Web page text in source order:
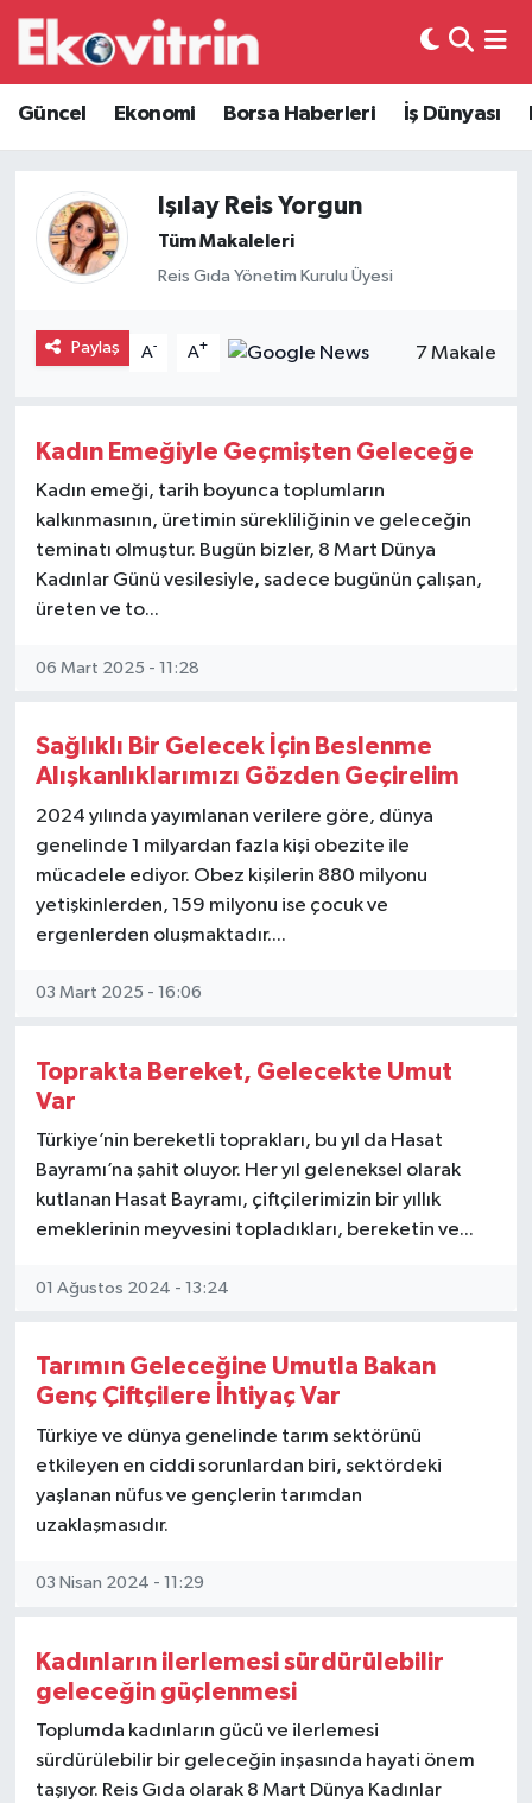
Güncel Ekonomi Borsa Haberleri İş Dünyası
Işılay Reis Yorgun
Tüm Makaleleri
Reis Gıda Yönetim Kurulu Üyesi
Paylaş A- A+ 7 Makale
Kadın Emeğiyle Geçmişten Geleceğe
Kadın emeği, tarih boyunca toplumların
kalkınmasının, üretimin sürekliliğinin ve geleceğin
teminatı olmuştur. Bugün bizler, 8 Mart Dünya
Kadınlar Günü vesilesiyle, sadece bugünün çalışan,
üreten ve to...
06 Mart 2025 - 11:28
Sağlıklı Bir Gelecek İçin Beslenme
Alışkanlıklarımızı Gözden Geçirelim
2024 yılında yayımlanan verilere göre, dünya
genelinde 1 milyardan fazla kişi obezite ile
mücadele ediyor. Obez kişilerin 880 milyonu
yetişkinlerden, 159 milyonu ise çocuk ve
ergenlerden oluşmaktadır....
03 Mart 2025 - 16:06
Toprakta Bereket, Gelecekte Umut
Var
Türkiye’nin bereketli toprakları, bu yıl da Hasat
Bayramı’na şahit oluyor. Her yıl geleneksel olarak
kutlanan Hasat Bayramı, çiftçilerimizin bir yıllık
emeklerinin meyvesini topladıkları, bereketin ve...
01 Ağustos 2024 - 13:24
Tarımın Geleceğine Umutla Bakan
Genç Çiftçilere İhtiyaç Var
Türkiye ve dünya genelinde tarım sektörünü
etkileyen en ciddi sorunlardan biri, sektördeki
yaşlanan nüfus ve gençlerin tarımdan
uzaklaşmasıdır.
03 Nisan 2024 - 11:29
Kadınların ilerlemesi sürdürülebilir
geleceğin güçlenmesi
Toplumda kadınların gücü ve ilerlemesi
sürdürülebilir bir geleceğin inşasında hayati önem
taşıyor. Reis Gıda olarak 8 Mart Dünya Kadınlar
Güncel
Ekonomi
Borsa Haberleri
İş Dünyası
Lojistik
Asayiş
Magazin
Gayrimenkul
Hava Durumu
Trafik Durumu
Süper Lig Puan Durumu ve Fikstür
Tüm Manşetler
Son Dakika Haberleri